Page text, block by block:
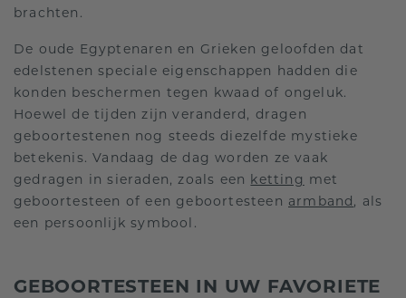
brachten.
De oude Egyptenaren en Grieken geloofden dat
edelstenen speciale eigenschappen hadden die
konden beschermen tegen kwaad of ongeluk.
Hoewel de tijden zijn veranderd, dragen
geboortestenen nog steeds diezelfde mystieke
betekenis. Vandaag de dag worden ze vaak
gedragen in sieraden, zoals een ketting met
geboortesteen of een geboortesteen armband , als
een persoonlijk symbool.
GEBOORTESTEEN IN UW FAVORIETE